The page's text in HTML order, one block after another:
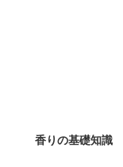
香りの基礎知識